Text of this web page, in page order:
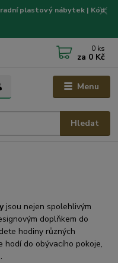
plastový nábytek | Kód:
Menu
Hledat
0 ks
za 0 Kč
jsou nejen spolehlivým
doplňkem do
hodiny různých
hodí do obývacího pokoje,